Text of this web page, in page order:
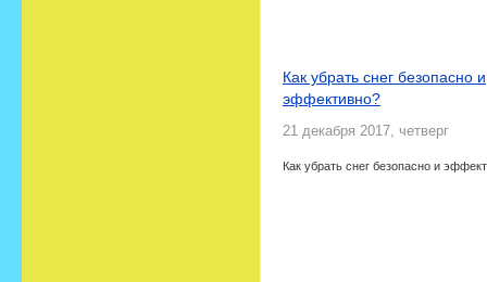
Как убрать снег безопасно и
эффективно?
21 декабря 2017, четверг
Как убрать снег безопасно и